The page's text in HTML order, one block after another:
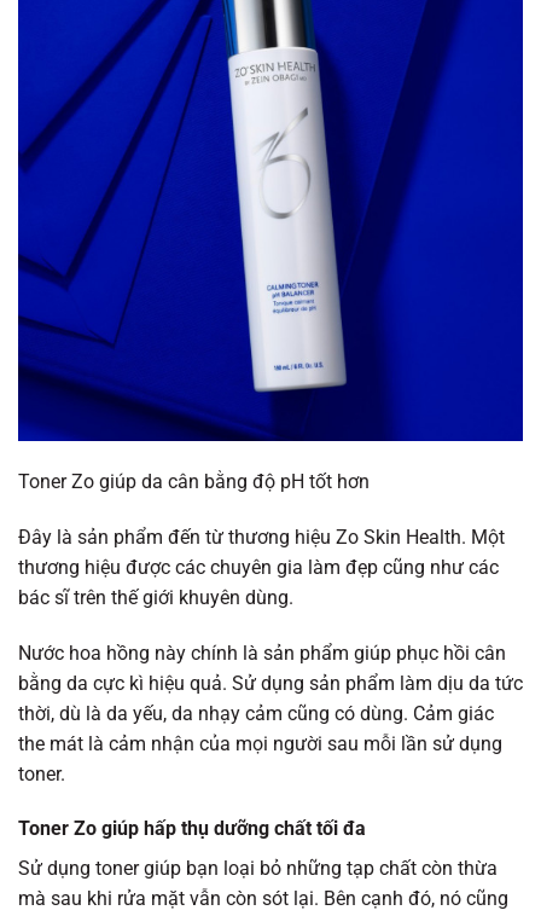
Toner Zo giúp da cân bằng độ pH tốt hơn
Đây là sản phẩm đến từ thương hiệu Zo Skin Health. Một
thương hiệu được các chuyên gia làm đẹp cũng như các
bác sĩ trên thế giới khuyên dùng.
Nước hoa hồng này chính là sản phẩm giúp phục hồi cân
bằng da cực kì hiệu quả. Sử dụng sản phẩm làm dịu da tức
thời, dù là da yếu, da nhạy cảm cũng có dùng. Cảm giác
the mát là cảm nhận của mọi người sau mỗi lần sử dụng
toner.
Toner Zo giúp hấp thụ dưỡng chất tối đa
Sử dụng toner giúp bạn loại bỏ những tạp chất còn thừa
mà sau khi rửa mặt vẫn còn sót lại. Bên cạnh đó, nó cũng